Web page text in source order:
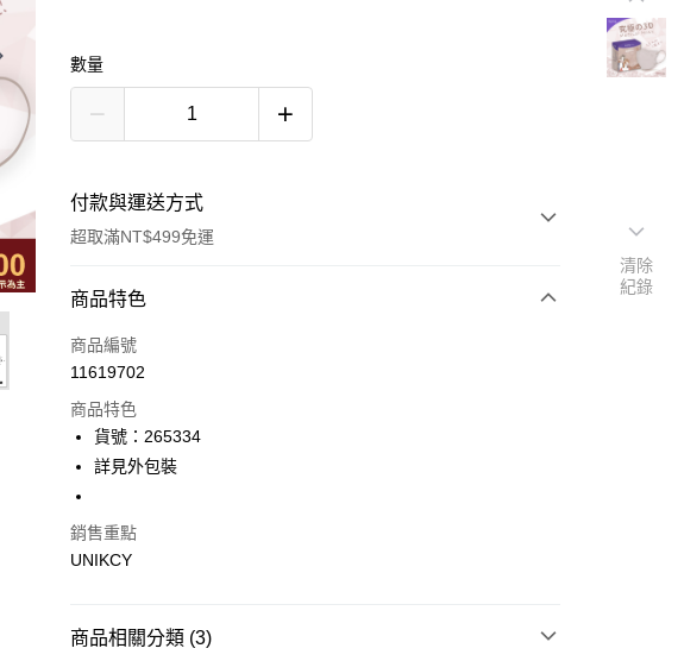
數量
付款與運送方式
超取滿NT$499免運
付款方式
icash Pay
超商取貨付款
LINE Pay
街口支付
Google Pay
商品特色
商品編號
11619702
商品特色
貨號：265334
詳見外包裝
銷售重點
UNIKCY
商品相關分類 (3)
清除
紀錄